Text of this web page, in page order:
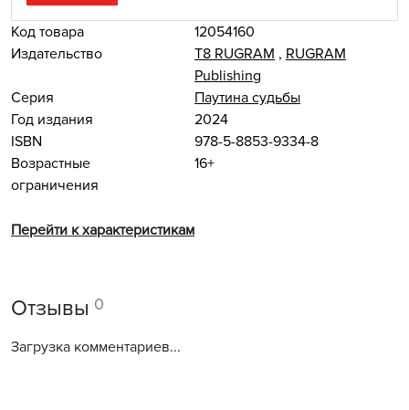
Код товара
12054160
Издательство
Т8 RUGRAM , RUGRAM
Publishing
Серия
Паутина судьбы
Год издания
2024
ISBN
978-5-8853-9334-8
Возрастные
ограничения
16+
Перейти к характеристикам
Отзывы 0
Загрузка комментариев...